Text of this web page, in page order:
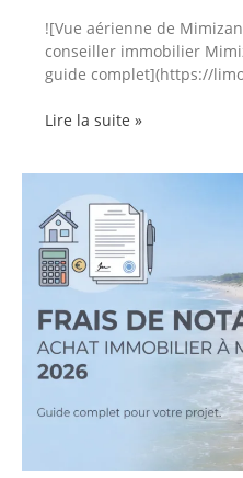
![Vue aérienne de
conseiller immobilier
guide complet](https://
Comment
conseiller
immobilier
à
Mimizan
le
guide
complet
vendeurs
Lire la suite »